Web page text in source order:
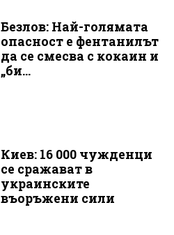
Безлов: Най-голямата
опасност е фентанилът
да се смесва с кокаин и
„би...
Киев: 16 000 чужденци
се сражават в
украинските
въоръжени сили